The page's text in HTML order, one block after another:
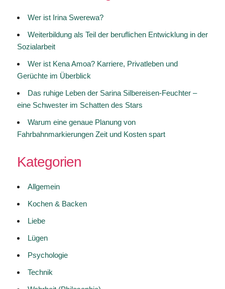
Wer ist Irina Swerewa?
Weiterbildung als Teil der beruflichen Entwicklung in der
Sozialarbeit
Wer ist Kena Amoa? Karriere, Privatleben und
Gerüchte im Überblick
Das ruhige Leben der Sarina Silbereisen-Feuchter –
eine Schwester im Schatten des Stars
Warum eine genaue Planung von
Fahrbahnmarkierungen Zeit und Kosten spart
Kategorien
Allgemein
Kochen & Backen
Liebe
Lügen
Psychologie
Technik